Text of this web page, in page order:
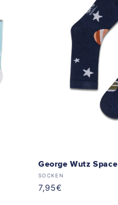
George Wutz Space
Anbieter:
SOCKEN
Normaler
7,95€